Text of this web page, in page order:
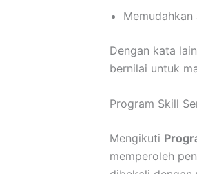
Dengan kata
bernilai untuk
Program Skill
Mengikuti
memperoleh